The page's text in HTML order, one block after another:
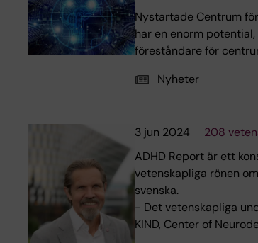
Nystartade Centrum
har en enorm
föreståndare för
Nyheter
3 jun 2024
208
ADHD Report är ett
vetenskapliga rönen
svenska.
- Det vetenskapliga
KIND, Center of